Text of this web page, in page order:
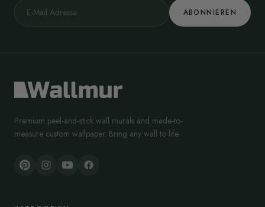
ABONNIEREN
Premium peel-and-stick wall murals and made-to-
measure custom wallpaper. Bring any wall to life.